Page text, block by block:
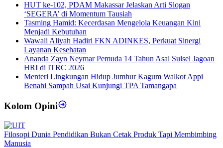
HUT ke-102, PDAM Makassar Jelaskan Arti Slogan
‘SEGERA’ di Momentum Tausiah
Tasming Hamid: Kecerdasan Mengelola Keuangan Kini
Menjadi Kebutuhan
Wawali Aliyah Hadiri FKN ADINKES, Perkuat Sinergi
Layanan Kesehatan
Ananda Zayn Neymar Pemuda 14 Tahun Asal Sulsel Jagoan
HRI di ITRC 2026
Menteri Lingkungan Hidup Jumhur Kagum Walkot Appi
Benahi Sampah Usai Kunjungi TPA Tamangapa
Kolom Opini
Filosopi Dunia Pendidikan Bukan Cetak Produk Tapi Membimbing
Manusia